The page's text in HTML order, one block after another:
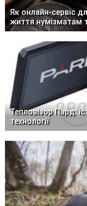
Як онлайн-сервіс
життя нумізматам
Тепловізор Пард:
технології